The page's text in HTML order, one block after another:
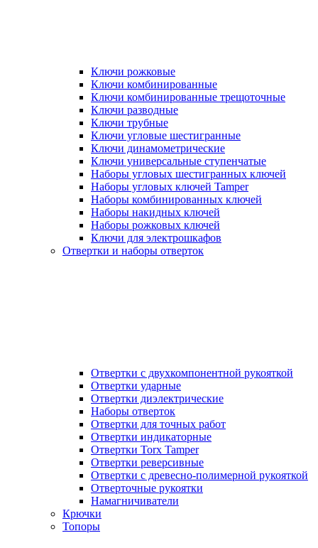
Ключи рожковые
Ключи комбинированные
Ключи комбинированные трещоточные
Ключи разводные
Ключи трубные
Ключи угловые шестигранные
Ключи динамометрические
Ключи универсальные ступенчатые
Наборы угловых шестигранных ключей
Наборы угловых ключей Tamper
Наборы комбинированных ключей
Наборы накидных ключей
Наборы рожковых ключей
Ключи для электрошкафов
Отвертки и наборы отверток
Отвертки с двухкомпонентной рукояткой
Отвертки ударные
Отвертки диэлектрические
Наборы отверток
Отвертки для точных работ
Отвертки индикаторные
Отвертки Torx Tamper
Отвертки реверсивные
Отвертки с древесно-полимерной рукояткой
Отверточные рукоятки
Намагничиватели
Крючки
Топоры